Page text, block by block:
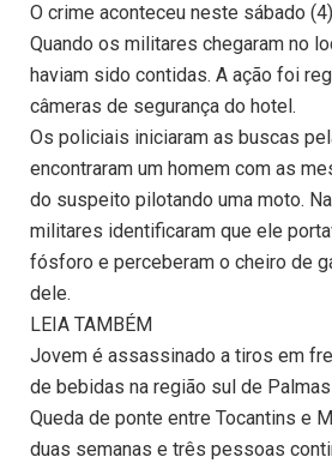
O crime aconteceu neste sábado
Quando os militares chegaram no
haviam sido contidas. A ação foi
câmeras de segurança do hotel.
Os policiais iniciaram as buscas
encontraram um homem com as
do suspeito pilotando uma moto.
militares identificaram que ele
fósforo e perceberam o cheiro de
dele.
LEIA TAMBÉM
Jovem é assassinado a tiros em
de bebidas na região sul de Palmas
Queda de ponte entre Tocantins e
duas semanas e três pessoas